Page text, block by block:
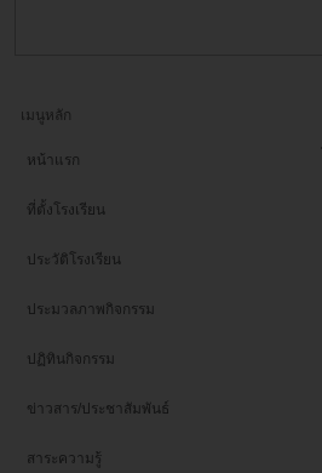
เมนูหลัก
หน้าแรก
ที่ตั้งโรงเรียน
ประวัติโรงเรียน
ประมวลภาพกิจกรรม
ปฏิทินกิจกรรม
ข่าวสาร/ประชาสัมพันธ์
สาระความรู้